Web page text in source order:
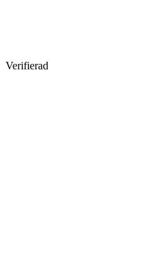
Verifierad